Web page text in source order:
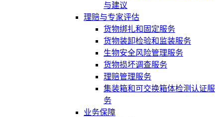
与建议
理赔与专家评估
货物绑扎和固定服务
货物装卸检验和监装服务
生物安全风险管理服务
货物损坏调查服务
理赔管理服务
集装箱和可交换箱体检测认证服
务
业务保障